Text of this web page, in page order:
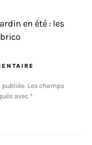
en été : les
publiée. Les champs
avec *